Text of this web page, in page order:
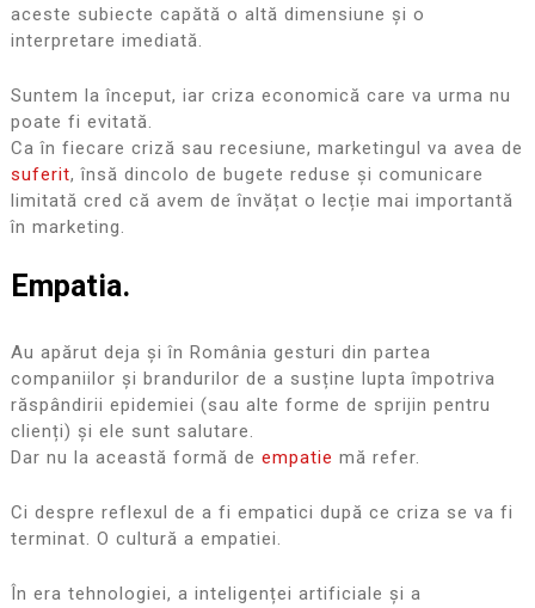
aceste subiecte capătă o altă dimensiune și o
interpretare imediată.
Suntem la început, iar criza economică care va urma nu
poate fi evitată.
Ca în fiecare criză sau recesiune, marketingul va avea de
suferit, însă dincolo de bugete reduse și comunicare
limitată cred că avem de învățat o lecție mai importantă
în marketing.
Empatia.
Au apărut deja și în România gesturi din partea
companiilor și brandurilor de a susține lupta împotriva
răspândirii epidemiei (sau alte forme de sprijin pentru
clienți) și ele sunt salutare.
Dar nu la această formă de empatie mă refer.
Ci despre reflexul de a fi empatici după ce criza se va fi
terminat. O cultură a empatiei.
În era tehnologiei, a inteligenței artificiale și a